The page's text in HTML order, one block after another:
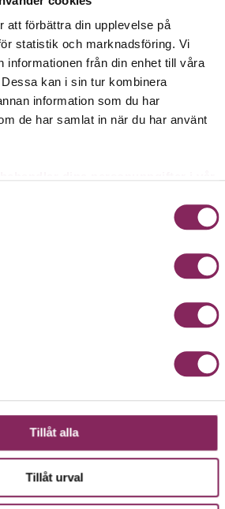
att förbättra din upplevelse på
statistik och marknadsföring. Vi
informationen från din enhet till våra
kan i sin tur kombinera
information som du har
de har samlat in när du har använt
Tillåt alla
Tillåt urval
– kroppens superhjältar!
veta om vitaminer